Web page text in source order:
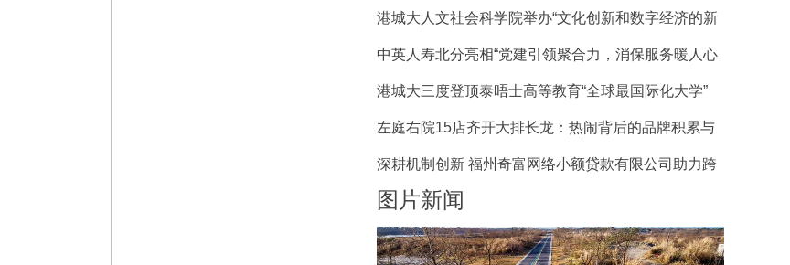
港城大人文社会科学院举办“文化创新和数字经济的新
中英人寿北分亮相“党建引领聚合力，消保服务暖人心
港城大三度登顶泰晤士高等教育“全球最国际化大学”
左庭右院15店齐开大排长龙：热闹背后的品牌积累与
深耕机制创新 福州奇富网络小额贷款有限公司助力跨
图片新闻